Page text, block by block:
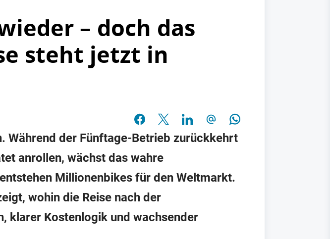
– doch das
steht jetzt in
der Fünftage-Betrieb zurückkehrt
anrollen, wächst das wahre
Millionenbikes für den Weltmarkt.
wohin die Reise nach der
klarer Kostenlogik und wachsender